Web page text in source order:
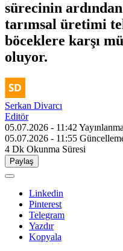
sürecinin ardından
tarımsal üretimi
böceklere karşı
oluyor.
Serkan Divarcı
Editör
05.07.2026 - 11:42 Yayınlanma
05.07.2026 - 11:55
4 Dk Okunma Süresi
Paylaş
Linkedin
Pinterest
Telegram
Yazdır
Kopyala